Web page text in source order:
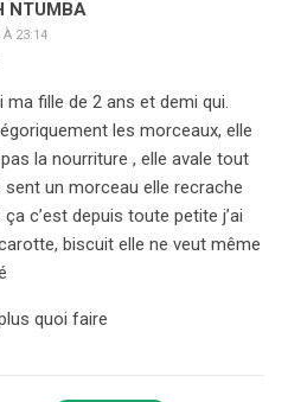
NTUMBA
23:14
ma fille de 2 ans et demi qui.
les morceaux, elle
la nourriture , elle avale tout
sent un morceau elle recrache
c’est depuis toute petite j’ai
biscuit elle ne veut même
quoi faire